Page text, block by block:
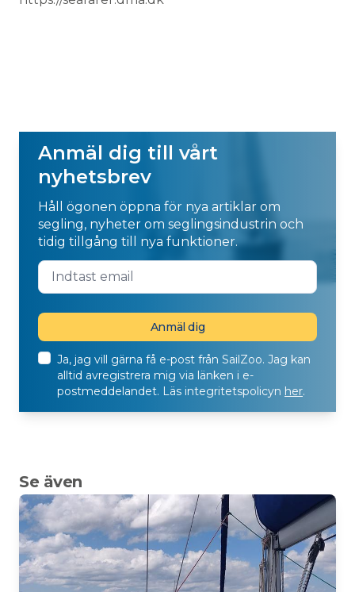
Anmäl dig till vårt
nyhetsbrev
Håll ögonen öppna för nya artiklar om
segling, nyheter om seglingsindustrin och
tidig tillgång till nya funktioner.
Ja, jag vill gärna få e-post från SailZoo. Jag kan
alltid avregistrera mig via länken i e-
postmeddelandet. Läs integritetspolicyn her.
Se även